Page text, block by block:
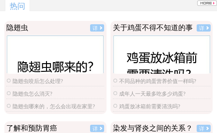
热问
隐翅虫 详
隐翅虫咬后怎么处理?
隐翅虫怎么消灭?
隐翅虫哪来的，怎么会出现在家里?
关于鸡蛋不得不知道的事 详
不同品种的鸡蛋营养价值一样吗?
成年人一天最多吃多少鸡蛋?
鸡蛋放冰箱前需要清洗吗?
了解和预防胃癌 详 染发与肾炎之间的关系？ 详